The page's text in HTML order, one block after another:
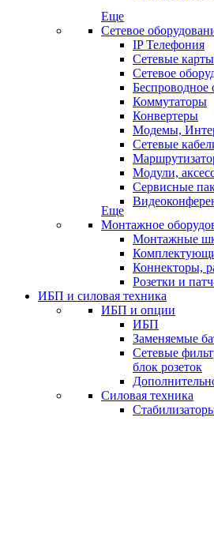
Еще
Сетевое
IP Телефония
Сетевые карты
Сетевое
Беспроводное
Коммутаторы
Конвертеры
Модемы,
Сетевые
Модули,
Сервисные
Еще
Монтажное
Монтажные
Коннекторы,
Розетки и
ИБП и силовая техника
ИБП и опции
ИБП
Заменяемые
Сетевые
блок розеток
Силовая техника